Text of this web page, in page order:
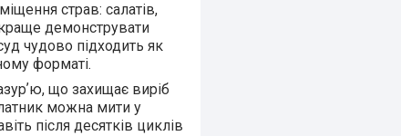
страв: салатів,
демонструвати
чудово підходить як
форматі.
що захищає виріб
можна мити у
після десятків циклів